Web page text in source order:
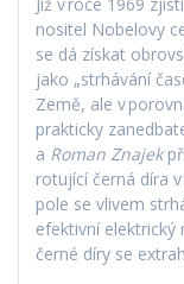
nositel Nobelovy
se dá získat
jako „strhávání
Země, ale v
prakticky
a Roman Znajek
rotující černá díra
pole se vlivem
efektivní elektrický
černé díry se